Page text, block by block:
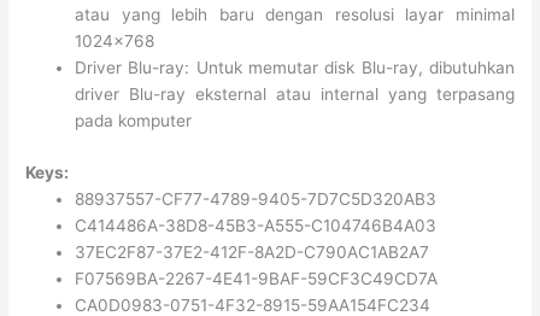
atau yang lebih baru dengan resolusi layar minimal
1024×768
Driver Blu-ray: Untuk memutar disk Blu-ray, dibutuhkan
driver Blu-ray eksternal atau internal yang terpasang
pada komputer
Keys:
88937557-CF77-4789-9405-7D7C5D320AB3
C414486A-38D8-45B3-A555-C104746B4A03
37EC2F87-37E2-412F-8A2D-C790AC1AB2A7
F07569BA-2267-4E41-9BAF-59CF3C49CD7A
CA0D0983-0751-4F32-8915-59AA154FC234